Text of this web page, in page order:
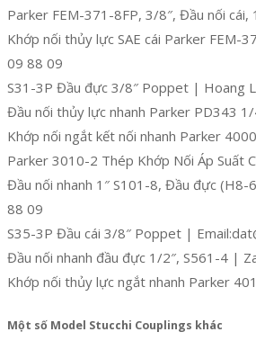
Parker FEM-371-8FP, 3/8″, Đầu nối cái,
Khớp nối thủy lực SAE cái Parker FEM-
09 88 09
S31-3P Đầu đực 3/8″ Poppet | Hoang
Đầu nối thủy lực nhanh Parker PD343
Khớp nối ngắt kết nối nhanh Parker
Parker 3010-2 Thép Khớp Nối Áp Suất
Đầu nối nhanh 1″ S101-8, Đầu đực
88 09
S35-3P Đầu cái 3/8″ Poppet |
Đầu nối nhanh đầu đực 1/2″, S561-4 |
Khớp nối thủy lực ngắt nhanh Parker
Một số Model Stucchi Couplings khác